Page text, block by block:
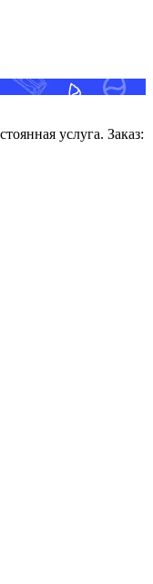
услуга. Заказ: